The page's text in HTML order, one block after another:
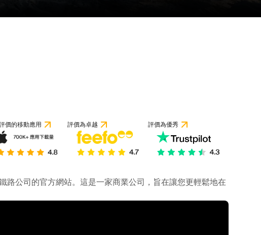
價的移動應用 評價為卓越 評價為優秀
路公司的官方網站。這是一家商業公司，旨在讓您更輕鬆地在